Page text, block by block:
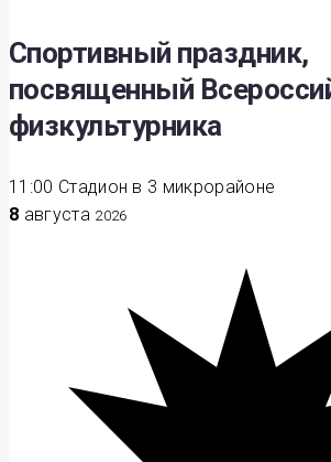
Спортивный праздник,
посвященный
физкультурника
11:00 Стадион в 3 микрорайоне
8 августа 2026